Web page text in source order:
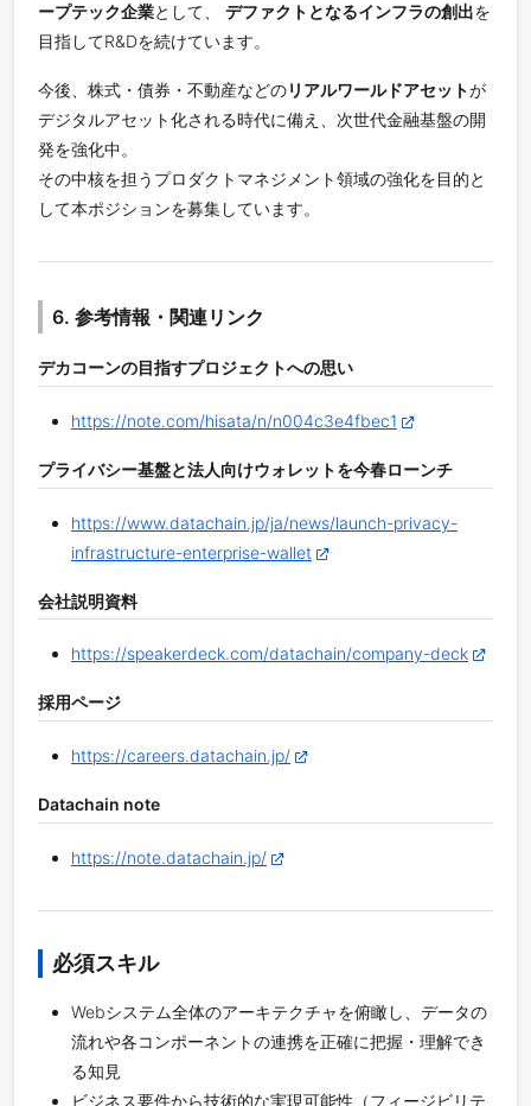
ープテック企業として、 デファクトとなるインフラの創出を
目指してR&Dを続けています。
今後、株式・債券・不動産などのリアルワールドアセットが
デジタルアセット化される時代に備え、次世代金融基盤の開
発を強化中。
その中核を担うプロダクトマネジメント領域の強化を目的と
して本ポジションを募集しています。
6. 参考情報・関連リンク
デカコーンの目指すプロジェクトへの思い
https://note.com/hisata/n/n004c3e4fbec1
プライバシー基盤と法人向けウォレットを今春ローンチ
https://www.datachain.jp/ja/news/launch-privacy-
infrastructure-enterprise-wallet
会社説明資料
https://speakerdeck.com/datachain/company-deck
採用ページ
https://careers.datachain.jp/
Datachain note
https://note.datachain.jp/
必須スキル
Webシステム全体のアーキテクチャを俯瞰し、データの
流れや各コンポーネントの連携を正確に把握・理解でき
る知見
ビジネス要件から技術的な実現可能性（フィージビリテ